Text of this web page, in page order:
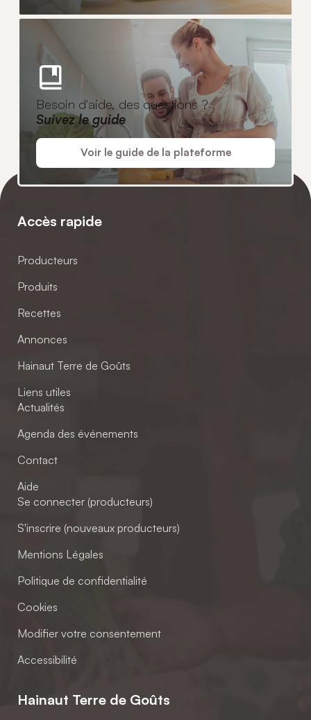
Besoin d'aide, des questions ?
Suivez le guide
Voir le guide de la plateforme
Accès rapide
Producteurs
Produits
Recettes
Annonces
Hainaut Terre de Goûts
Liens utiles
Actualités
Agenda des événements
Contact
Aide
Se connecter (producteurs)
S'inscrire (nouveaux producteurs)
Mentions Légales
Politique de confidentialité
Cookies
Modifier votre consentement
Accessibilité
Hainaut Terre de Goûts